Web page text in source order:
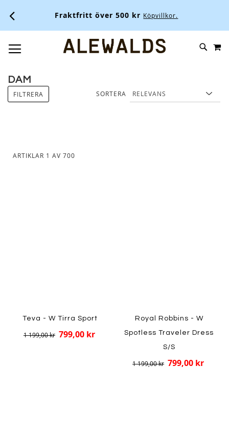
Fraktfritt över 500 kr Köpvillkor.
SKIP
DAM
ARTIKLAR 1 AV 700
SORTERA
Teva - W Tirra Sport
1 199,00 kr 799,00 kr
Royal Robbins - W
Spotless Traveler Dress
S/S
1 199,00 kr 799,00 kr
FILTRERA